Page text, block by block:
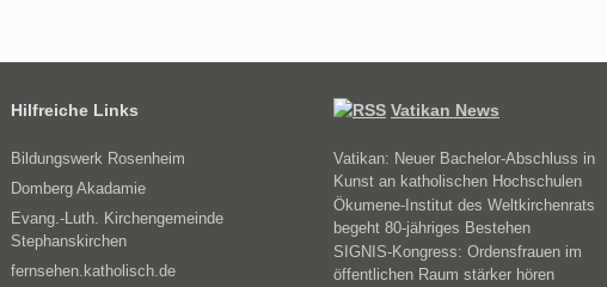
Hilfreiche Links
Bildungswerk Rosenheim
Domberg Akadamie
Evang.-Luth. Kirchengemeinde
Stephanskirchen
fernsehen.katholisch.de
Vatikan News
Vatikan: Neuer Bachelor-Abschluss in
Kunst an katholischen Hochschulen
Ökumene-Institut des Weltkirchenrats
begeht 80-jähriges Bestehen
SIGNIS-Kongress: Ordensfrauen im
öffentlichen Raum stärker hören